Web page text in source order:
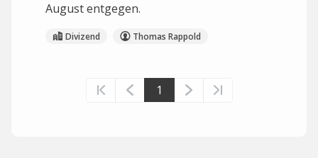
August entgegen.
Divizend Thomas Rappold
1